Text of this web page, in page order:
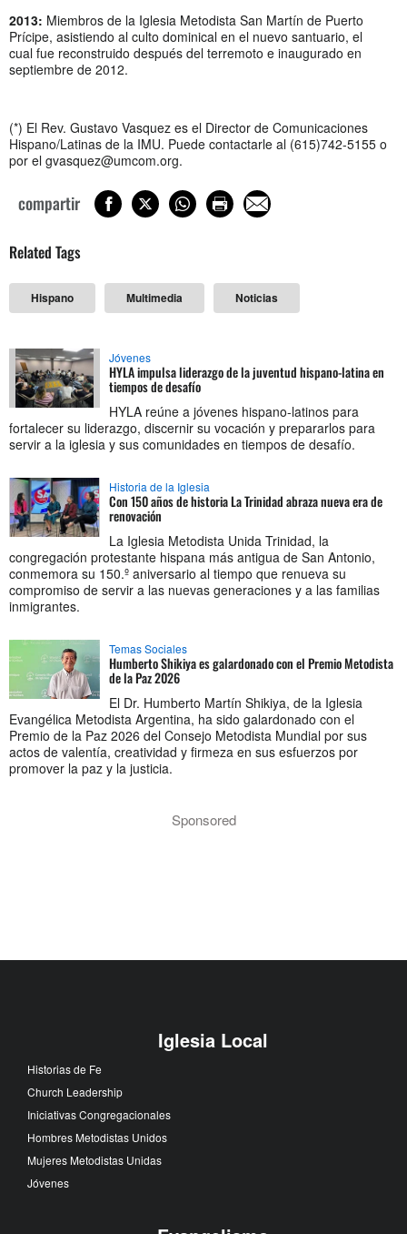
2013: Miembros de la Iglesia Metodista San Martín de Puerto
Prícipe, asistiendo al culto dominical en el nuevo santuario, el
cual fue reconstruido después del terremoto e inaugurado en
septiembre de 2012.
(*) El Rev. Gustavo Vasquez es el Director de Comunicaciones
Hispano/Latinas de la IMU. Puede contactarle al (615)742-5155 o
por el gvasquez@umcom.org.
compartir
Related Tags
Hispano Multimedia Noticias
Jóvenes
HYLA impulsa liderazgo de la juventud hispano-latina en
tiempos de desafío
HYLA reúne a jóvenes hispano-latinos para
fortalecer su liderazgo, discernir su vocación y prepararlos para
servir a la iglesia y sus comunidades en tiempos de desafío.
Historia de la Iglesia
Con 150 años de historia La Trinidad abraza nueva era de
renovación
La Iglesia Metodista Unida Trinidad, la
congregación protestante hispana más antigua de San Antonio,
conmemora su 150.º aniversario al tiempo que renueva su
compromiso de servir a las nuevas generaciones y a las familias
inmigrantes.
Temas Sociales
Humberto Shikiya es galardonado con el Premio Metodista
de la Paz 2026
El Dr. Humberto Martín Shikiya, de la Iglesia
Evangélica Metodista Argentina, ha sido galardonado con el
Premio de la Paz 2026 del Consejo Metodista Mundial por sus
actos de valentía, creatividad y firmeza en sus esfuerzos por
promover la paz y la justicia.
Sponsored
Iglesia Local
Historias de Fe
Church Leadership
Iniciativas Congregacionales
Hombres Metodistas Unidos
Mujeres Metodistas Unidas
Jóvenes